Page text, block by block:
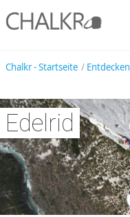
Chalkr - Startseite Entdecken
Edelrid